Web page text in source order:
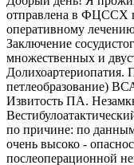
отправлена в ФЦССХ
оперативному
Заключение
множественных и
Долихоартериопатия.
петлеобразование)
Извитость ПА.
по причине: по
очень высоко -
послеоперационной